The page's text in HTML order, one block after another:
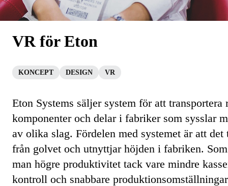
VR för Eton
KONCEPT DESIGN VR
Eton Systems säljer system för att transportera
komponenter och delar i fabriker som sysslar
av olika slag. Fördelen med systemet är att det
från golvet och utnyttjar höjden i fabriken.
man högre produktivitet tack vare mindre
kontroll och snabbare